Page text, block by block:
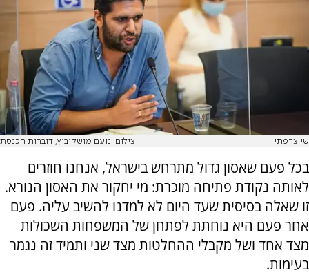
שי צרפתי צילום: נועם מושקוביץ, דוברות הכנסת
בכל פעם שאסון גדול מתרחש בישראל, אנחנו חוזרים
לאותה נקודת פתיחה מוכרת: מי יחקור את האסון הנורא.
זו שאלה בסיסית שעד היום לא למדנו להשיב עליה. פעם
אחר פעם היא נוחתת לפתחן של המשפחות השכולות
מצד אחד ושל מקבלי ההחלטות מצד שני ותמיד זה נגמר
בעימות.